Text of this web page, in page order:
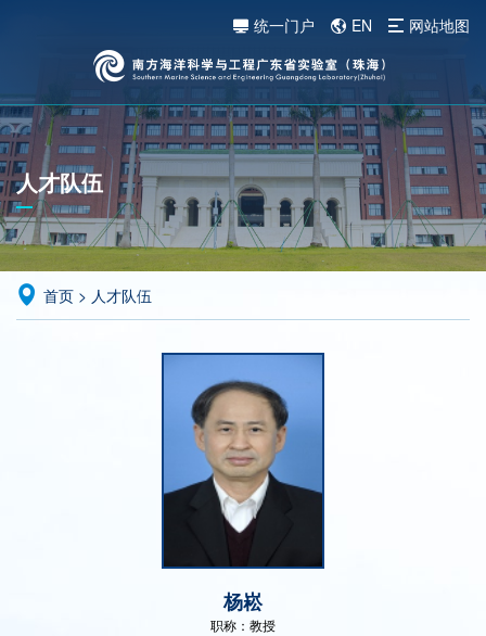
统一门户 EN 网站地图
人才队伍
首页 > 人才队伍
杨崧
职称：教授